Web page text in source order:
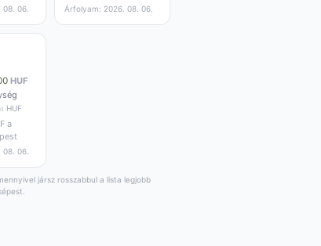
06. Árfolyam: 2026. 08. 06.
HUF
HUF
a
06.
jársz rosszabbul a lista legjobb